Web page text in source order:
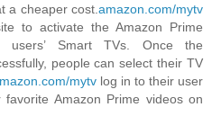
a cheaper cost.amazon.com/mytv
to activate the Amazon Prime
users’ Smart TVs. Once the
people can select their TV
mytv log in to their user
Amazon Prime videos on